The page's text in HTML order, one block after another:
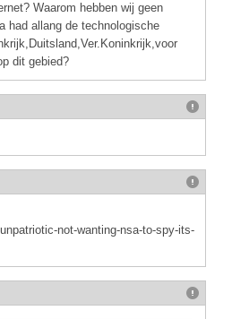
Waarom hebben wij geen
had allang de technologische
dit gebied?
not-wanting-nsa-to-spy-its-